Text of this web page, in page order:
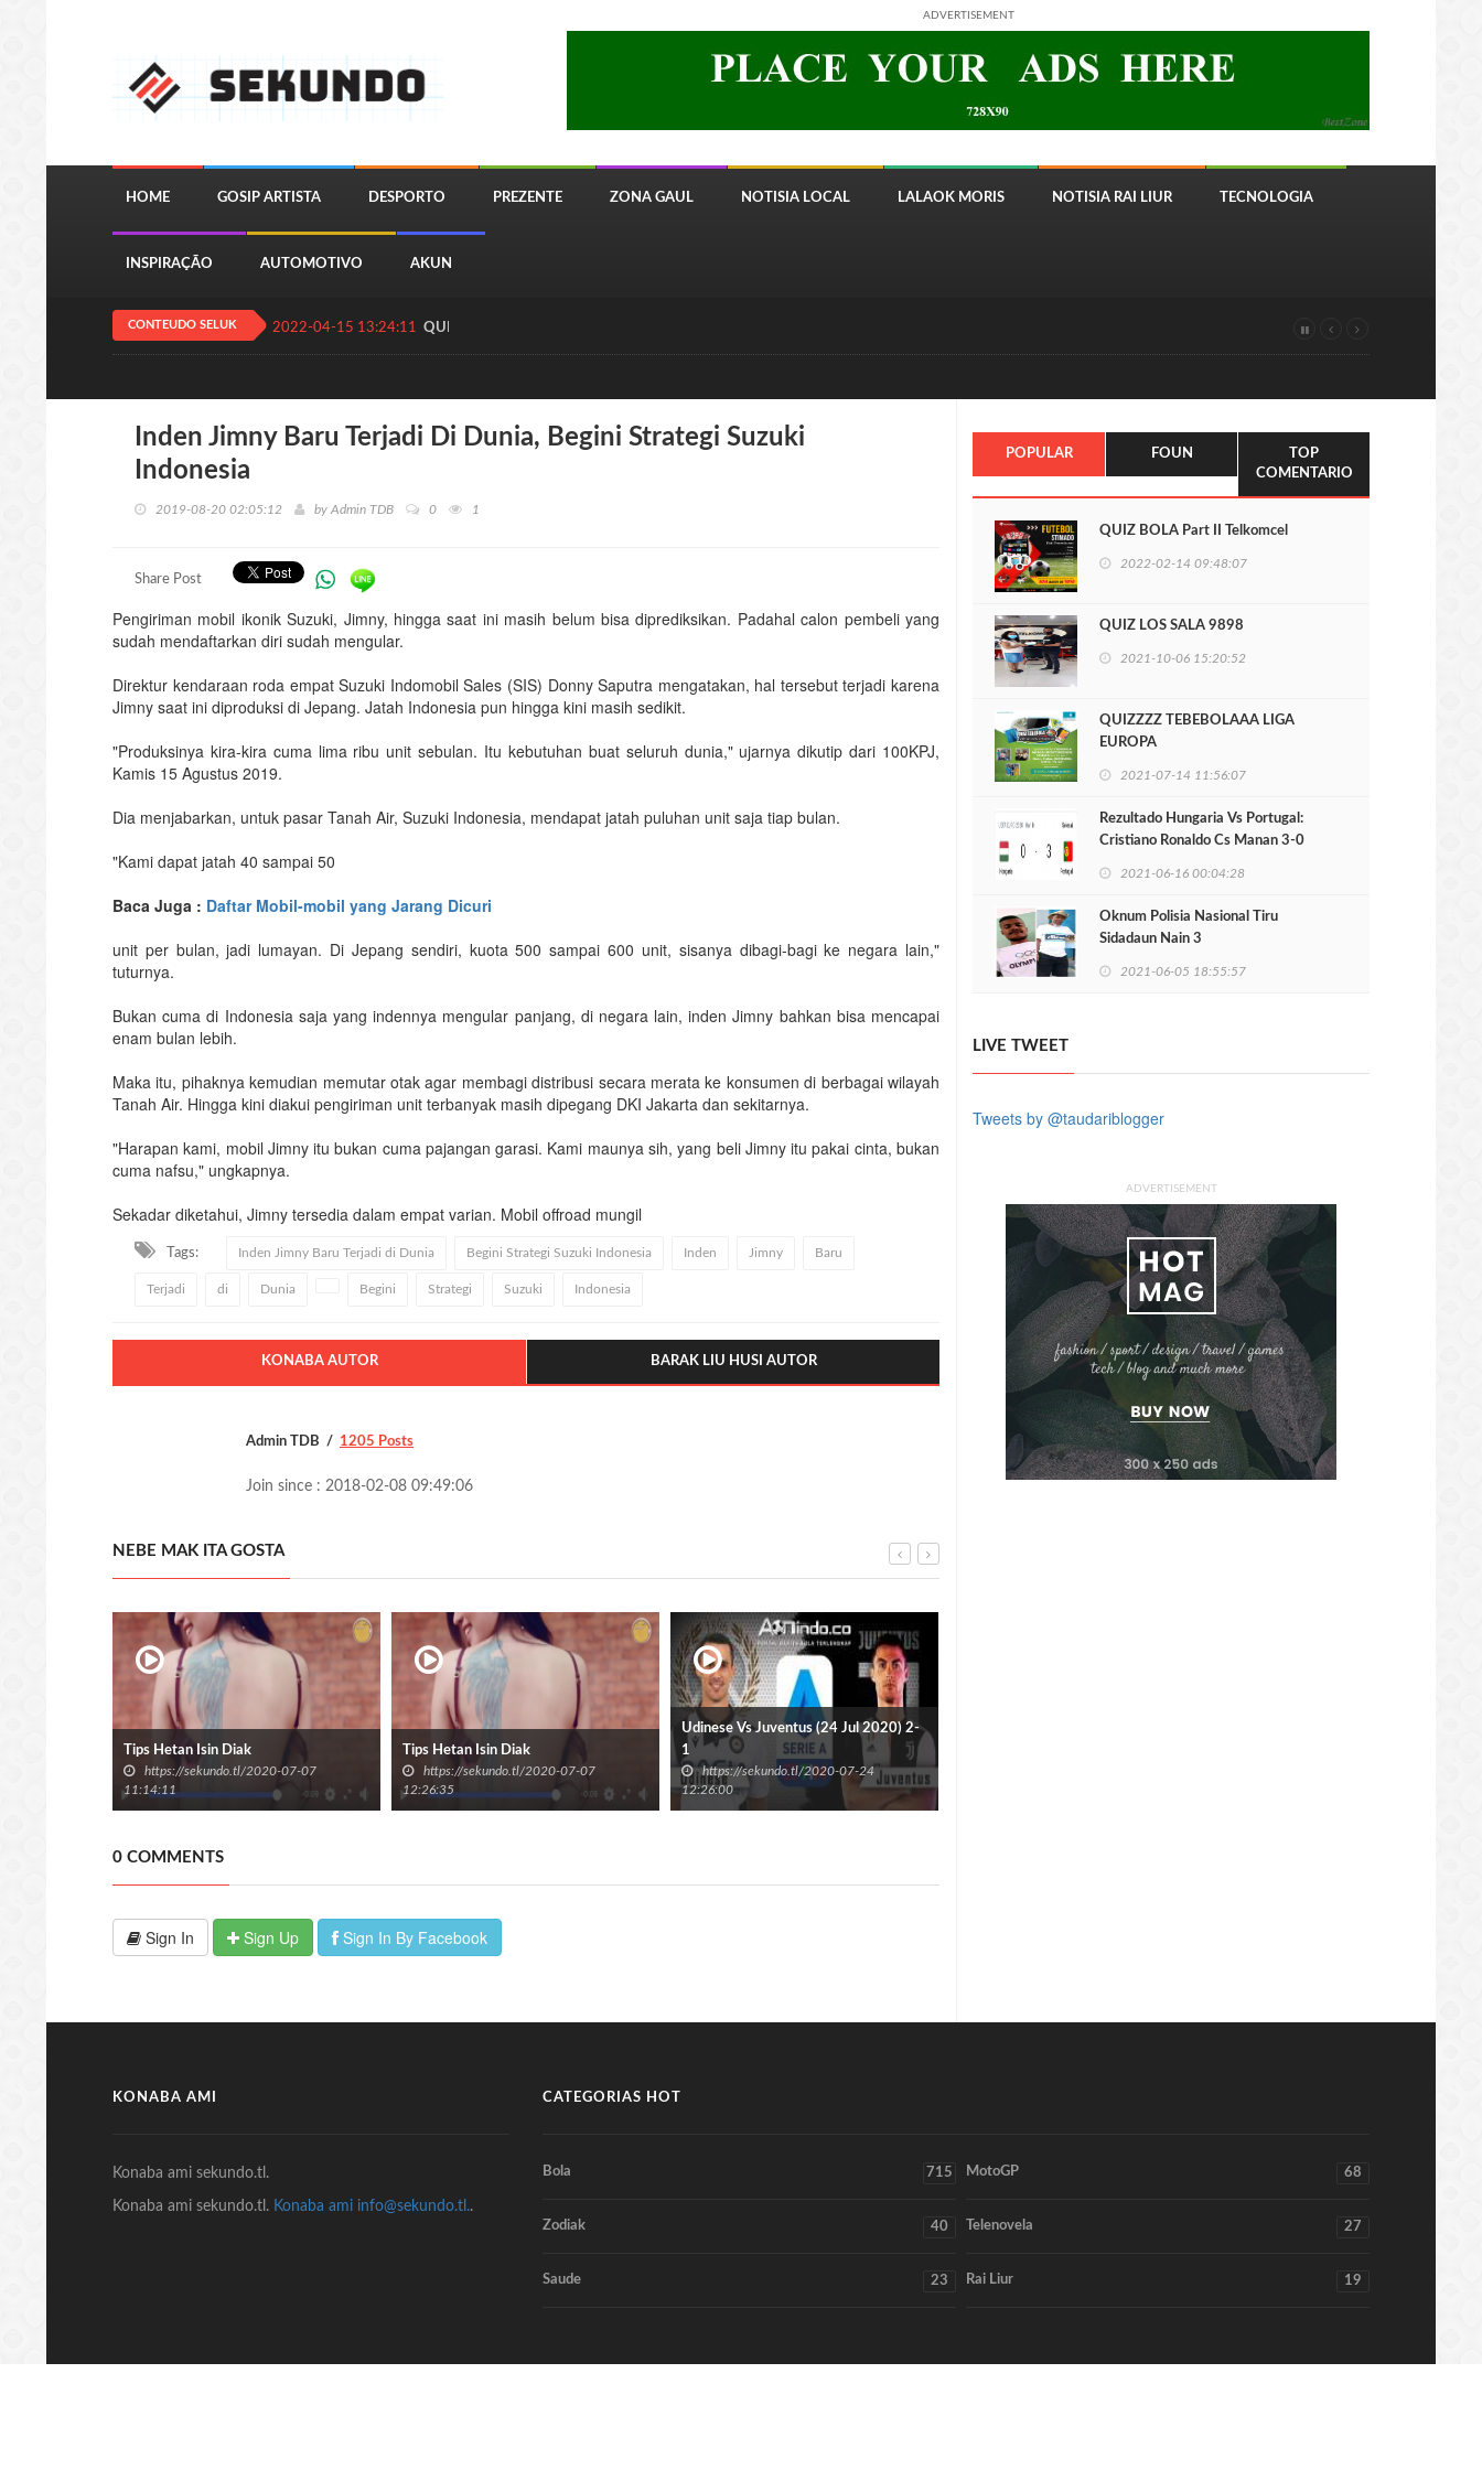
ADVERTISEMENT
HOME GOSIP ARTISTA DESPORTO PREZENTE ZONA GAUL NOTISIA LOCAL LALAOK MORIS NOTISIA RAI LIUR TECNOLOGIA
INSPIRAÇÃO AUTOMOTIVO AKUN
CONTEUDO SELUK 2022-04-15 13:24:11 QUIZ JOGA 8820 Timor Telecom
Inden Jimny Baru Terjadi Di Dunia, Begini Strategi Suzuki
Indonesia
2019-08-20 02:05:12 by Admin TDB 0 1
Share Post
Pengiriman mobil ikonik Suzuki, Jimny, hingga saat ini masih belum bisa diprediksikan. Padahal calon pembeli yang
sudah mendaftarkan diri sudah mengular.
Direktur kendaraan roda empat Suzuki Indomobil Sales (SIS) Donny Saputra mengatakan, hal tersebut terjadi karena
Jimny saat ini diproduksi di Jepang. Jatah Indonesia pun hingga kini masih sedikit.
"Produksinya kira-kira cuma lima ribu unit sebulan. Itu kebutuhan buat seluruh dunia," ujarnya dikutip dari 100KPJ,
Kamis 15 Agustus 2019.
Dia menjabarkan, untuk pasar Tanah Air, Suzuki Indonesia, mendapat jatah puluhan unit saja tiap bulan.
"Kami dapat jatah 40 sampai 50
Baca Juga : Daftar Mobil-mobil yang Jarang Dicuri
unit per bulan, jadi lumayan. Di Jepang sendiri, kuota 500 sampai 600 unit, sisanya dibagi-bagi ke negara lain,"
tuturnya.
Bukan cuma di Indonesia saja yang indennya mengular panjang, di negara lain, inden Jimny bahkan bisa mencapai
enam bulan lebih.
Maka itu, pihaknya kemudian memutar otak agar membagi distribusi secara merata ke konsumen di berbagai wilayah
Tanah Air. Hingga kini diakui pengiriman unit terbanyak masih dipegang DKI Jakarta dan sekitarnya.
"Harapan kami, mobil Jimny itu bukan cuma pajangan garasi. Kami maunya sih, yang beli Jimny itu pakai cinta, bukan
cuma nafsu," ungkapnya.
Sekadar diketahui, Jimny tersedia dalam empat varian. Mobil offroad mungil
Tags: Inden Jimny Baru Terjadi di Dunia Begini Strategi Suzuki Indonesia Inden Jimny Baru
Terjadi di Dunia Begini Strategi Suzuki Indonesia
KONABA AUTOR BARAK LIU HUSI AUTOR
Admin TDB 1205 Posts
Join since : 2018-02-08 09:49:06
NEBE MAK ITA GOSTA
Tips Hetan Isin Diak
https://sekundo.tl/2020-07-07
11:14:11
Tips Hetan Isin Diak
https://sekundo.tl/2020-07-07
12:26:35
Udinese Vs Juventus (24 Jul 2020) 2-
1
https://sekundo.tl/2020-07-24
12:26:00
0 COMMENTS
Sign In Sign Up Sign In By Facebook
POPULAR FOUN
TOP
COMENTARIO
QUIZ BOLA Part II Telkomcel
2022-02-14 09:48:07
QUIZ LOS SALA 9898
2021-10-06 15:20:52
QUIZZZZ TEBEBOLAAA LIGA
EUROPA
2021-07-14 11:56:07
Rezultado Hungaria Vs Portugal:
Cristiano Ronaldo Cs Manan 3-0
2021-06-16 00:04:28
Oknum Polisia Nasional Tiru
Sidadaun Nain 3
2021-06-05 18:55:57
LIVE TWEET
Tweets by @taudariblogger
ADVERTISEMENT
KONABA AMI
Konaba ami sekundo.tl.
Konaba ami sekundo.tl. Konaba ami info@sekundo.tl..
CATEGORIAS HOT
Bola 715 MotoGP 68
Zodiak 40 Telenovela 27
Saude 23 Rai Liur 19